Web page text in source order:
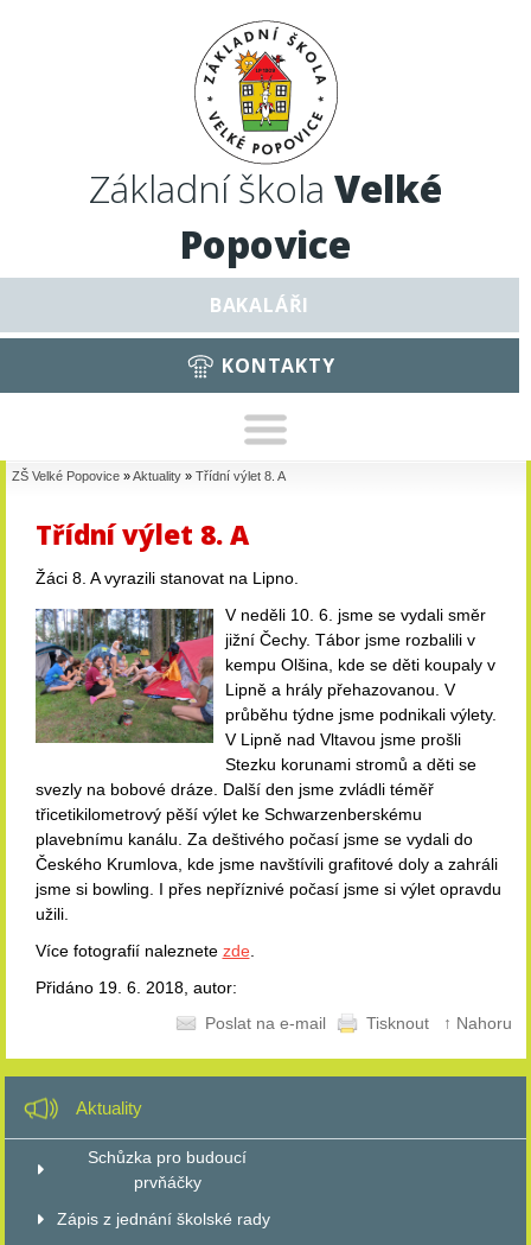
Základní škola Velké
Popovice
BAKALÁŘI
KONTAKTY
ZŠ Velké Popovice » Aktuality » Třídní výlet 8. A
Třídní výlet 8. A
Žáci 8. A vyrazili stanovat na Lipno.
V neděli 10. 6. jsme se vydali směr
jižní Čechy. Tábor jsme rozbalili v
kempu Olšina, kde se děti koupaly v
Lipně a hrály přehazovanou. V
průběhu týdne jsme podnikali výlety.
V Lipně nad Vltavou jsme prošli
Stezku korunami stromů a děti se
svezly na bobové dráze. Další den jsme zvládli téměř
třicetikilometrový pěší výlet ke Schwarzenberskému
plavebnímu kanálu. Za deštivého počasí jsme se vydali do
Českého Krumlova, kde jsme navštívili grafitové doly a zahráli
jsme si bowling. I přes nepříznivé počasí jsme si výlet opravdu
užili.
Více fotografií naleznete zde.
Přidáno 19. 6. 2018, autor:
Poslat na e-mail
Tisknout ↑ Nahoru
Aktuality
Schůzka pro budoucí
prvňáčky
Zápis z jednání školské rady